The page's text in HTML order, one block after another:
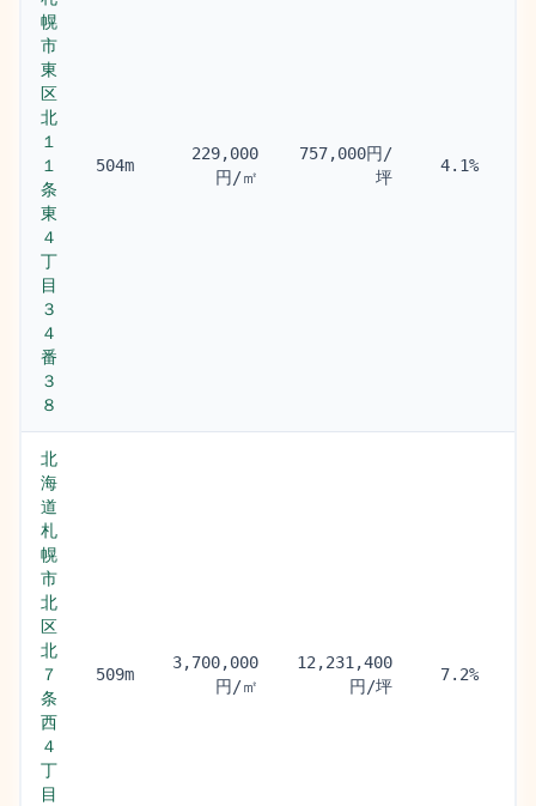
幌
市
東
区
北
１
１
条
東
４
丁
目
３
４
番
３
８
504m
229,000
円/㎡
757,000円/
坪
4.1%
北
海
道
札
幌
市
北
区
北
７
条
西
４
丁
目
509m
3,700,000
円/㎡
12,231,400
円/坪
7.2%